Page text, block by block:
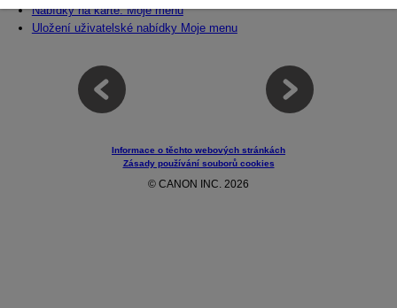
Nabídky na kartě: Moje menu
Uložení uživatelské nabídky Moje menu
Informace o těchto webových stránkách
Zásady používání souborů cookies
© CANON INC. 2026